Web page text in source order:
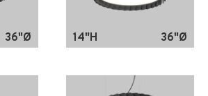
36"Ø 14"H 36"Ø